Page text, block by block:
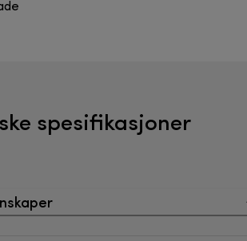
spesifikasjoner